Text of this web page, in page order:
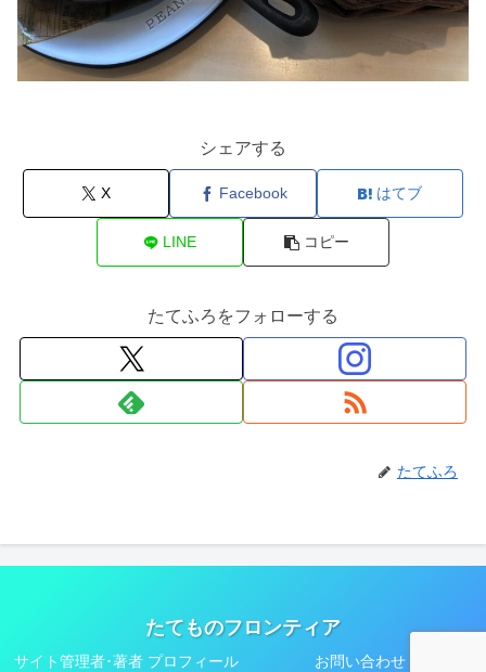
シェアする
X Facebook はてブ
LINE コピー
たてふろをフォローする
たてふろ
たてものフロンティア
サイト管理者･著者 プロフィール お問い合わせ